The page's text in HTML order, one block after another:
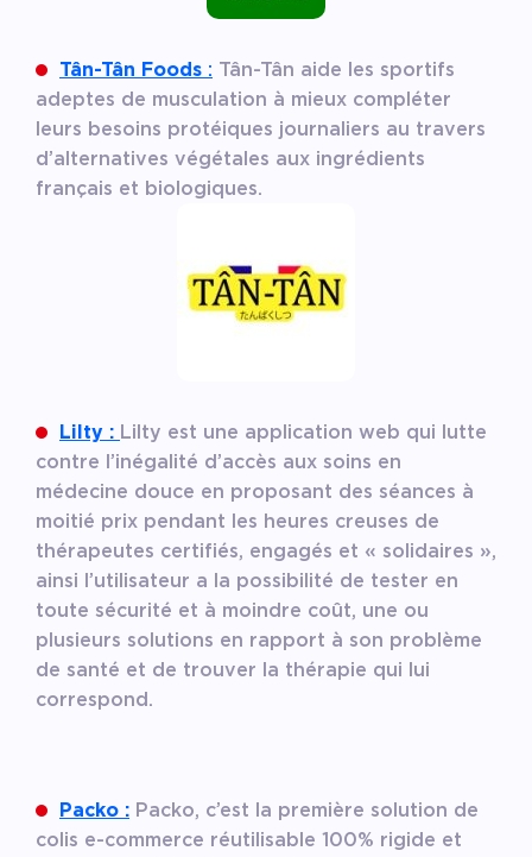
Tân-Tân Foods : Tân-Tân aide les sportifs
adeptes de musculation à mieux compléter
leurs besoins protéiques journaliers au travers
d’alternatives végétales aux ingrédients
français et biologiques.
Lilty : Lilty est une application web qui lutte
contre l’inégalité d’accès aux soins en
médecine douce en proposant des séances à
moitié prix pendant les heures creuses de
thérapeutes certifiés, engagés et « solidaires »,
ainsi l’utilisateur a la possibilité de tester en
toute sécurité et à moindre coût, une ou
plusieurs solutions en rapport à son problème
de santé et de trouver la thérapie qui lui
correspond.
Packo : Packo, c’est la première solution de
colis e-commerce réutilisable 100% rigide et